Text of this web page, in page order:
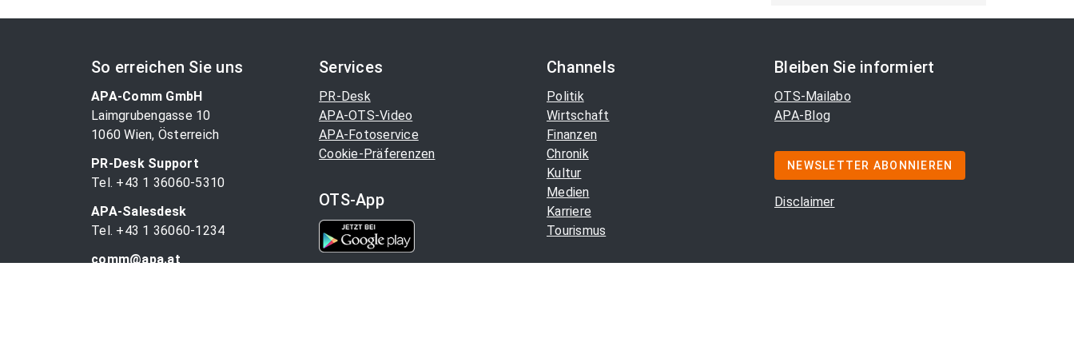
So erreichen Sie uns
APA-Comm GmbH
Laimgrubengasse 10
1060 Wien, Österreich
PR-Desk Support
Tel. +43 1 36060-5310
APA-Salesdesk
Tel. +43 1 36060-1234
comm@apa.at
Services
PR-Desk
APA-OTS-Video
APA-Fotoservice
Cookie-Präferenzen
OTS-App
Channels
Politik
Wirtschaft
Finanzen
Chronik
Kultur
Medien
Karriere
Tourismus
Bleiben Sie informiert
OTS-Mailabo
APA-Blog
NEWSLETTER ABONNIEREN
Disclaimer